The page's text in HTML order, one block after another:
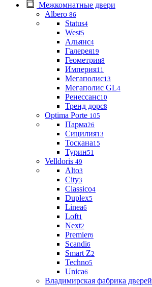
Межкомнатные двери
Albero 86
Status4
West5
Альянс4
Галерея19
Геометрия8
Империя11
Мегаполис13
Мегаполис GL4
Ренессанс10
Тренд дорс8
Optima Porte 105
Парма26
Сицилия13
Тоскана15
Турин51
Velldoris 49
Alto3
City3
Classico4
Duplex5
Linea6
Loft1
Next2
Premier6
Scandi6
Smart Z2
Techno5
Unica6
Владимирская фабрика дверей